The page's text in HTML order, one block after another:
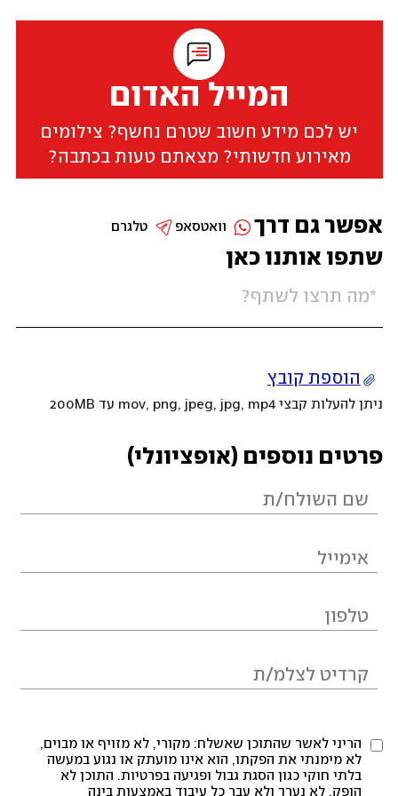
המייל האדום
יש לכם מידע חשוב שטרם נחשף? צילומים
מאירוע חדשותי? מצאתם טעות בכתבה?
שתפו אותנו כאן
הוספת קובץ
ניתן להעלות קבצי mov, png, jpeg, jpg, mp4 עד 200MB
פרטים נוספים (אופציונלי)
הריני לאשר שהתוכן שאשלח: מקורי, לא מזויף או מבוים,
לא מימנתי את הפקתו, הוא אינו מועתק או נגוע במעשה
בלתי חוקי כגון הסגת גבול ופגיעה בפרטיות. התוכן לא
הופק, לא נערך ולא עבר כל עיבוד באמצעות בינה
אפשר גם דרך טלגרם וואטסאפ